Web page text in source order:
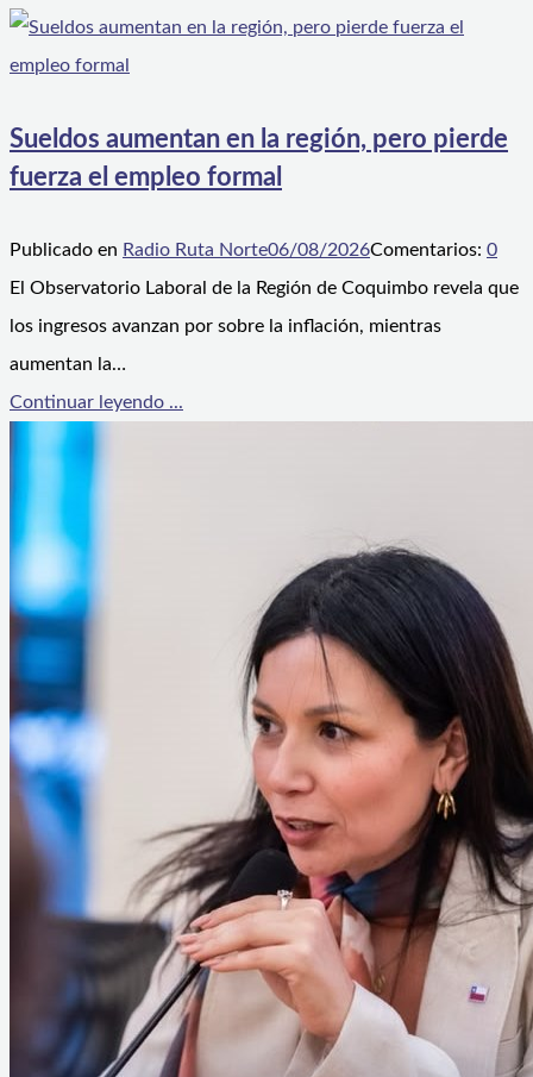
Sueldos aumentan en la región, pero pierde
fuerza el empleo formal
Publicado en Radio Ruta Norte06/08/2026Comentarios: 0
El Observatorio Laboral de la Región de Coquimbo revela que
los ingresos avanzan por sobre la inflación, mientras
aumentan la…
Continuar leyendo ...